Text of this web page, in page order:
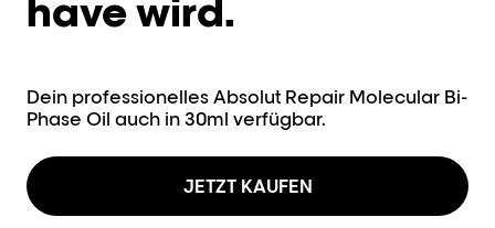
have wird.
Dein professionelles Absolut Repair Molecular Bi-
Phase Oil auch in 30ml verfügbar.
JETZT KAUFEN